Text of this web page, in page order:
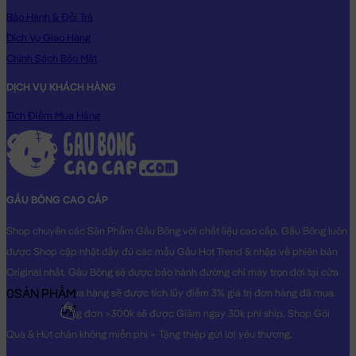
Bảo Hành & Đổi Trả
Dịch Vụ Giao Hàng
Chính Sách Bảo Mật
DỊCH VỤ KHÁCH HÀNG
Tích Điểm Mua Hàng
GẤU BÔNG CAO CẤP
Shop chuyên các Sản Phẩm Gấu Bông với chất liệu cao cấp. Gấu Bông luôn
được Shop cập nhật đầy đủ các mẫu Gấu Hot Trend & nhập về phiên bản
Original nhất. Gấu Bông sẽ được bảo hành đường chỉ may trọn đời tại cửa
hàng, Khách mua hàng sẽ được tích lũy điểm 3% giá trị đơn hàng đã mua.
Khách mua hàng đơn >300k sẽ được Giảm ngay 30k phí ship. Shop Gói
Quà & Hút chân không miễn phí + Tặng thiệp gửi lời yêu thương.
0SẢN PHẨM
0₫